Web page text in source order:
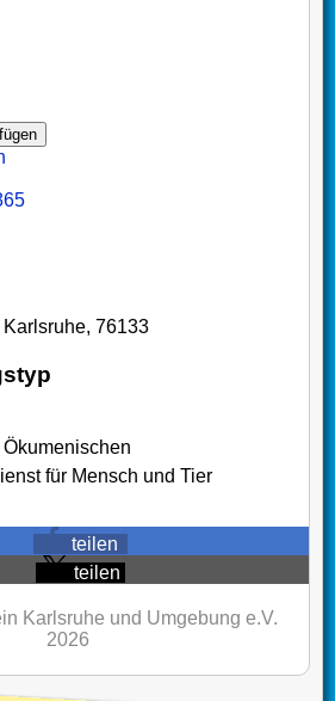
76133
für Mensch und Tier
teilen
teilen
Karlsruhe und Umgebung e.V.
2026